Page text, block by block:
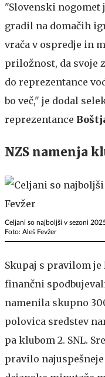
"Slovenski nogomet
gradil na domačih
vrača v ospredje in
priložnost, da svoje
do reprezentance
bo več," je dodal
reprezentance
NZS namenja
Celjani so najboljši v sezoni
Foto: Aleš Fevžer
Skupaj s pravilom
finančni
namenila skupno
polovica sredstev
pa klubom 2. SNL.
pravilo